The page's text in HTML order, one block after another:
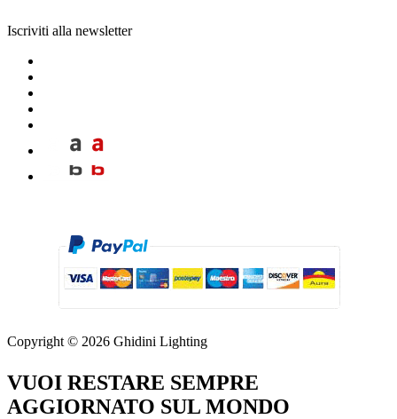
Iscriviti alla newsletter
Copyright © 2026 Ghidini Lighting
VUOI RESTARE SEMPRE
AGGIORNATO SUL MONDO